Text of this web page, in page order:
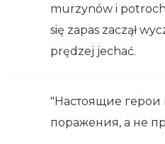
murzynów i
się zapas zaczął
prędzej jechać.
"Настоящие герои
поражения, а не